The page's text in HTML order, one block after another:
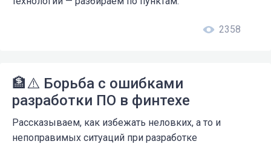
2358
🏦⚠️ Борьба с ошибками
разработки ПО в финтехе
Рассказываем, как избежать неловких, а то и
непоправимых ситуаций при разработке